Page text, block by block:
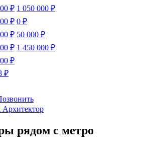
₽ 1 050 000 ₽
₽ 0 ₽
₽ 50 000 ₽
₽ 1 450 000 ₽
₽
₽
рядом с метро